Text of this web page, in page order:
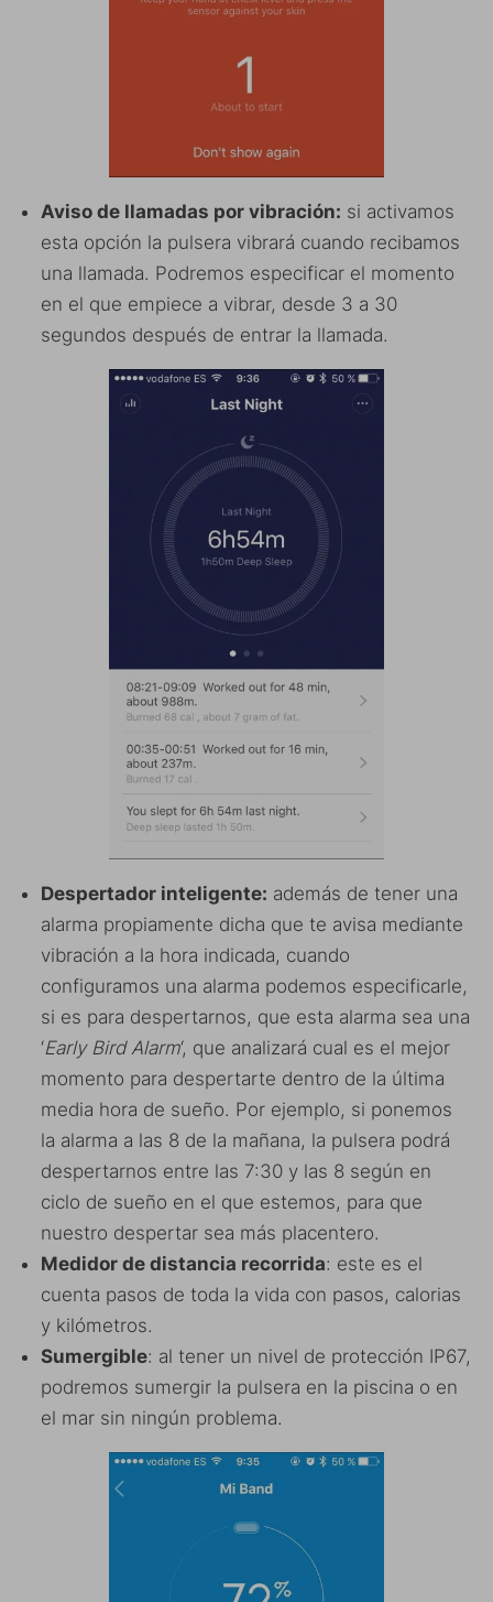
Aviso de llamadas por vibración: si activamos
esta opción la pulsera vibrará cuando recibamos
una llamada. Podremos especificar el momento
en el que empiece a vibrar, desde 3 a 30
segundos después de entrar la llamada.
Despertador inteligente: además de tener una
alarma propiamente dicha que te avisa mediante
vibración a la hora indicada, cuando
configuramos una alarma podemos especificarle,
si es para despertarnos, que esta alarma sea una
‘Early Bird Alarm‘, que analizará cual es el mejor
momento para despertarte dentro de la última
media hora de sueño. Por ejemplo, si ponemos
la alarma a las 8 de la mañana, la pulsera podrá
despertarnos entre las 7:30 y las 8 según en
ciclo de sueño en el que estemos, para que
nuestro despertar sea más placentero.
Medidor de distancia recorrida: este es el
cuenta pasos de toda la vida con pasos, calorias
y kilómetros.
Sumergible: al tener un nivel de protección IP67,
podremos sumergir la pulsera en la piscina o en
el mar sin ningún problema.